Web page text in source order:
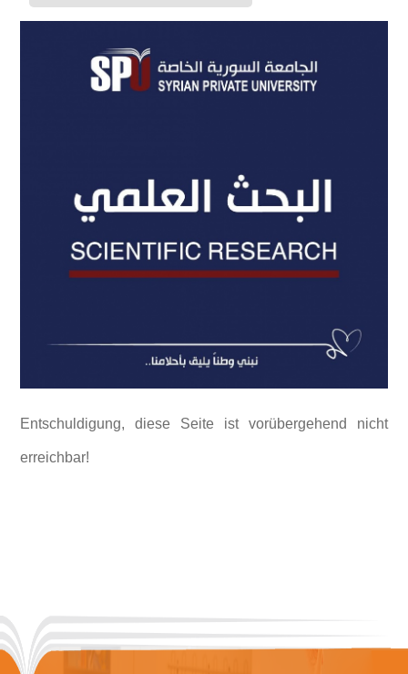
Entschuldigung, diese Seite ist vorübergehend nicht
erreichbar!